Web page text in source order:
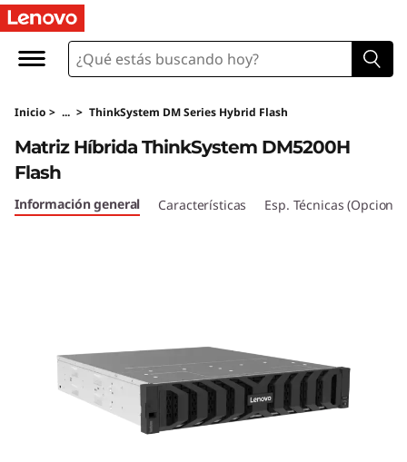
M
Inicio > ... > ThinkSystem DM Series Hybrid Flash
Matriz Híbrida ThinkSystem DM5200H
Flash
Información general Características Esp. Técnicas